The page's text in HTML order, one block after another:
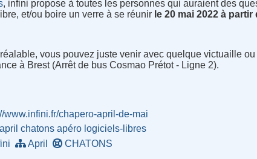
, infini propose à toutes les personnes qui auraient des
et/ou boire un verre à se réunir le 20 mai 2022 à partir
vous pouvez juste venir avec quelque victuaille
à Brest (Arrêt de bus Cosmao Prétot - Ligne 2).
www.infini.fr/chapero-april-de-mai
april chatons apéro logiciels-libres
April CHATONS